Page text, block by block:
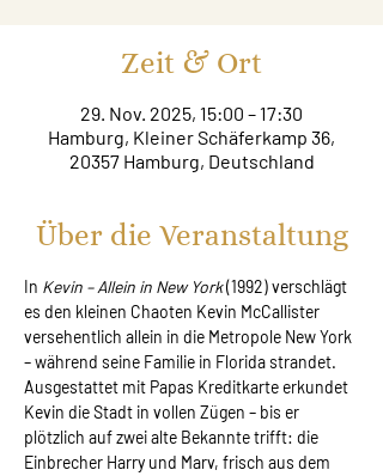
Zeit & Ort
29. Nov. 2025, 15:00 – 17:30
Hamburg, Kleiner Schäferkamp 36,
20357 Hamburg, Deutschland
Über die Veranstaltung
In Kevin – Allein in New York (1992) verschlägt
es den kleinen Chaoten Kevin McCallister
versehentlich allein in die Metropole New York
– während seine Familie in Florida strandet.
Ausgestattet mit Papas Kreditkarte erkundet
Kevin die Stadt in vollen Zügen – bis er
plötzlich auf zwei alte Bekannte trifft: die
Einbrecher Harry und Marv, frisch aus dem